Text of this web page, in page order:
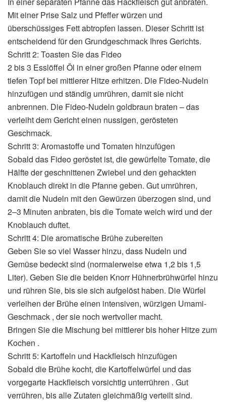
Mit einer Prise Salz und Pfeffer würzen und
überschüssiges Fett abtropfen lassen. Dieser Schritt ist
entscheidend für den Grundgeschmack Ihres Gerichts.
Schritt 2: Toasten Sie das Fideo
2 bis 3 Esslöffel Öl in einer großen Pfanne oder einem
tiefen Topf bei mittlerer Hitze erhitzen. Die Fideo-Nudeln
hinzufügen und ständig umrühren, damit sie nicht
anbrennen. Die Fideo-Nudeln goldbraun braten – das
verleiht dem Gericht einen nussigen, gerösteten
Geschmack.
Schritt 3: Aromastoffe und Tomaten hinzufügen
Sobald das Fideo geröstet ist, die gewürfelte Tomate, die
Hälfte der geschnittenen Zwiebel und den gehackten
Knoblauch direkt in die Pfanne geben. Gut umrühren,
damit die Nudeln mit den Gewürzen überzogen sind, und
2–3 Minuten anbraten, bis die Tomate weich wird und der
Knoblauch duftet.
Schritt 4: Die aromatische Brühe zubereiten
Geben Sie so viel Wasser hinzu, dass Nudeln und
Gemüse bedeckt sind (normalerweise etwa 1,2 bis 1,5
Liter). Geben Sie die beiden Knorr Hühnerbrühwürfel hinzu
und rühren Sie, bis sie sich aufgelöst haben. Die Würfel
verleihen der Brühe einen intensiven, würzigen Umami-
Geschmack , der sie noch wertvoller macht.
Bringen Sie die Mischung bei mittlerer bis hoher Hitze zum
Kochen .
Schritt 5: Kartoffeln und Hackfleisch hinzufügen
Sobald die Brühe kocht, die Kartoffelwürfel und das
vorgegarte Hackfleisch vorsichtig unterrühren . Gut
verrühren, bis alle Zutaten gleichmäßig verteilt sind.